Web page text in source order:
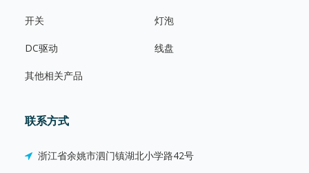
开关 灯泡
DC驱动 线盘
其他相关产品
联系方式
浙江省余姚市泗门镇湖北小学路42号